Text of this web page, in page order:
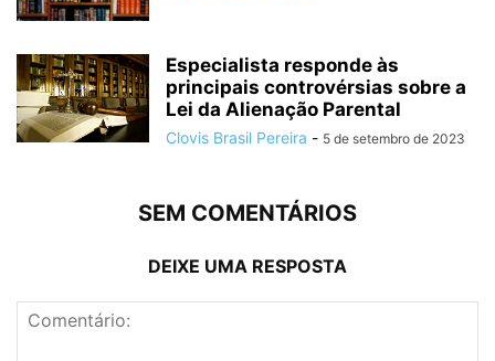
Especialista responde às
principais controvérsias sobre a
Lei da Alienação Parental
Clovis Brasil Pereira - 5 de setembro de 2023
SEM COMENTÁRIOS
DEIXE UMA RESPOSTA